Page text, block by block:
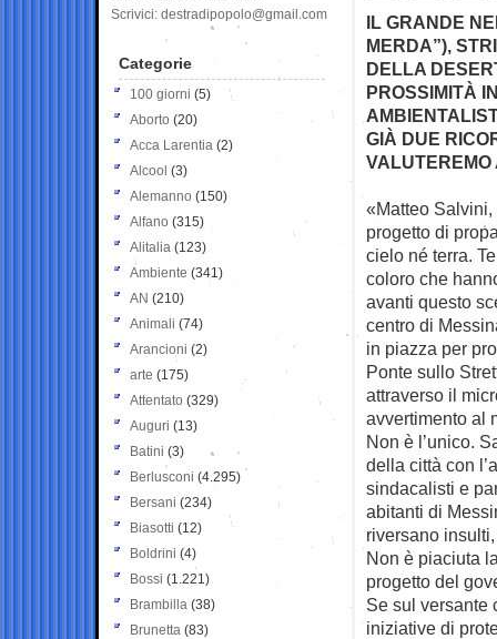
IL GRANDE
MERDA”),
DELLA
PROSSIMITÀ
GIÀ DUE
VALUTEREMO
«Matteo
progetto di
cielo né terra.
coloro che
avanti questo
centro di
in piazza per
Ponte sullo
attraverso il
avvertimento al
Non è l’unico.
della città con
sindacalisti e
abitanti di
riversano
Non è piaciuta
progetto del
Se sul versante
iniziative di
Scrivici: destradipopolo@gmail.com
Categorie
100 giorni (5)
Aborto (20)
Acca Larentia (2)
Alcool (3)
Alemanno (150)
Alfano (315)
Alitalia (123)
Ambiente (341)
AN (210)
Animali (74)
Arancioni (2)
arte (175)
Attentato (329)
Auguri (13)
Batini (3)
Berlusconi (4.295)
Bersani (234)
Biasotti (12)
Boldrini (4)
Bossi (1.221)
Brambilla (38)
Brunetta (83)